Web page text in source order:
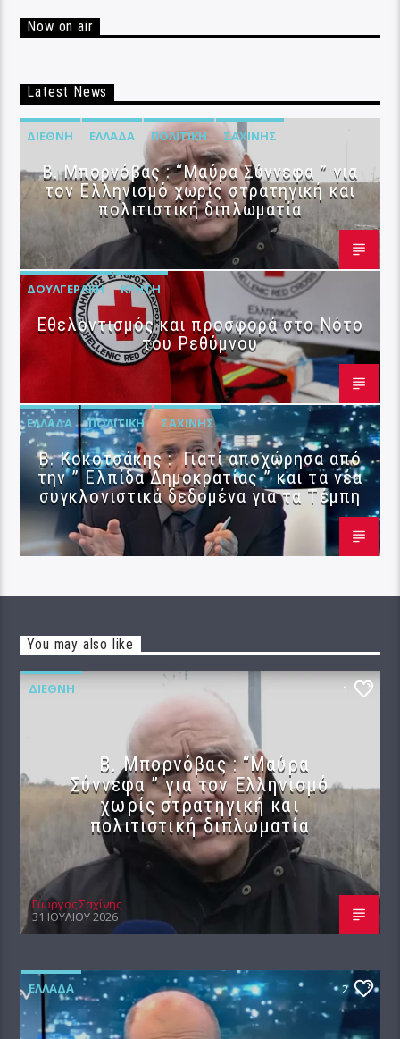
Now on air
Latest News
ΔΙΕΘΝΉ ΕΛΛΆΔΑ ΠΟΛΙΤΙΚΉ ΣΑΧΊΝΗΣ
B. Μπορνόβας : “Μαύρα Σύννεφα ” για
τον Ελληνισμό χωρίς στρατηγική και
πολιτιστική διπλωματία
ΔΟΥΛΓΕΡΆΚΗ ΚΡΉΤΗ
Εθελοντισμός και προσφορά στο Νότο
του Ρεθύμνου
ΕΛΛΆΔΑ ΠΟΛΙΤΙΚΉ ΣΑΧΊΝΗΣ
Β. Κοκοτσάκης : Γιατί αποχώρησα από
την ” Ελπίδα Δημοκρατίας ” και τα νέα
συγκλονιστικά δεδομένα για τα Τέμπη
You may also like
ΔΙΕΘΝΉ 1
B. Μπορνόβας : “Μαύρα
Σύννεφα ” για τον Ελληνισμό
χωρίς στρατηγική και
πολιτιστική διπλωματία
Γιώργος Σαχίνης
31 ΙΟΥΛΊΟΥ 2026
ΕΛΛΆΔΑ 2